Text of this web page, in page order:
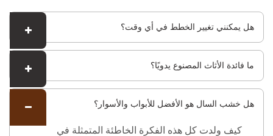
هل يمكنني تغيير الخطط في أي وقت؟
ما فائدة الأثاث المصنوع يدويًا؟
هل خشب السال هو الأفضل للأبواب والأسوار؟
كيف ولدت كل هذه الفكرة الخاطئة المتمثلة في